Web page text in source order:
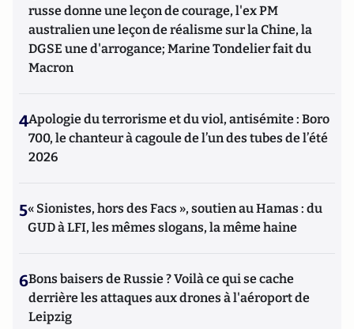
russe donne une leçon de courage, l'ex PM
australien une leçon de réalisme sur la Chine, la
DGSE une d'arrogance; Marine Tondelier fait du
Macron
4Apologie du terrorisme et du viol, antisémite : Boro
700, le chanteur à cagoule de l’un des tubes de l’été
2026
5« Sionistes, hors des Facs », soutien au Hamas : du
GUD à LFI, les mêmes slogans, la même haine
6Bons baisers de Russie ? Voilà ce qui se cache
derrière les attaques aux drones à l'aéroport de
Leipzig